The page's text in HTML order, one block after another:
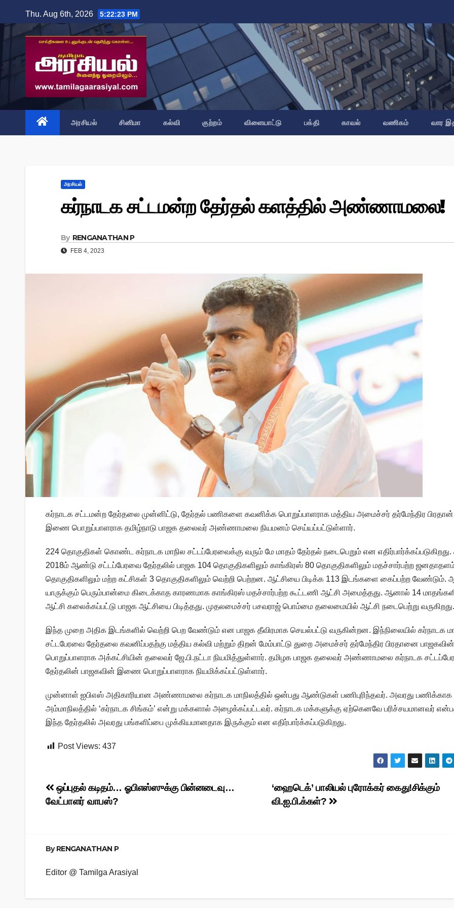
to
content
Thu. Aug 6th, 2026 5:22:24 PM
அரசியல் சினிமா கல்வி குற்றம் விளையாட்டு பக்தி காவல் வணிகம் வார
அரசியல்
கர்நாடக சட்டமன்ற தேர்தல் களத்தில் அண்ணாமலை!
By RENGANATHAN P
FEB 4, 2023
கர்நாடக சட்டமன்ற தேர்தலை முன்னிட்டு, தேர்தல் பணிகளை கவனிக்க பொறுப்பாளராக மத்திய அமைச்சர் தர்மேந்திர
இணை பொறுப்பாளராக தமிழ்நாடு பாஜக தலைவர் அண்ணாமலை நியமனம் செய்யப்பட்டுள்ளார்.
224 தொகுதிகள் கொண்ட கர்நாடக மாநில சட்டப்பேரவைக்கு வரும் மே மாதம் தேர்தல் நடைபெறும் என
2018ம் ஆண்டு சட்டப்பேரவை தேர்தலில் பாஜக 104 தொகுதிகளிலும் காங்கிரஸ் 80 தொகுதிகளிலும் மதச்சார்பற்ற
தொகுதிகளிலும் மற்ற கட்சிகள் 3 தொகுதிகளிலும் வெற்றி பெற்றன. ஆட்சியை பிடிக்க 113 இடங்களை கைப்பற்ற வேண்டும்.
யாருக்கும் பெரும்பான்மை கிடைக்காத காரணமாக காங்கிரஸ் மதச்சார்பற்ற கூட்டணி ஆட்சி அமைத்தது. ஆனால் 14
ஆட்சி கலைக்கப்பட்டு பாஜக ஆட்சியை பிடித்தது. முதலமைச்சர் பசவராஜ் பொம்மை தலைமையில் ஆட்சி நடைபெற்று வருகிறது.
இந்த முறை அதிக இடங்களில் வெற்றி பெற வேண்டும் என பாஜக தீவிரமாக செயல்பட்டு வருகின்றன. இந்நிலையில் கர்நாடக
சட்டபேரவை தேர்தலை கவனிப்பதற்கு மத்திய கல்வி மற்றும் திறன் மேம்பாட்டு துறை அமைச்சர் தர்மேந்திர பிரதானை பாஜகவின்
பொறுப்பாளராக அக்கட்சியின் தலைவர் ஜே.பி.நட்டா நியமித்துள்ளார். தமிழக பாஜக தலைவர் அண்ணாமலை கர்நாடக
தேர்தலின் பாஜகவின் இணை பொறுப்பாளராக நியமிக்கப்பட்டுள்ளார்.
முன்னாள் ஐபிஎஸ் அதிகாரியான அண்ணாமலை கர்நாடக மாநிலத்தில் ஒன்பது ஆண்டுகள் பணிபுரிந்தவர். அவரது பணிக்காக
அம்மாநிலத்தில் ‘கர்நாடக சிங்கம்’ என்று மக்களால் அழைக்கப்பட்டவர். கர்நாடக மக்களுக்கு ஏற்கெனவே பரிச்சயமானவர்
இந்த தேர்தலில் அவரது பங்களிப்பை முக்கியமானதாக இருக்கும் என எதிர்பார்க்கப்படுகிறது.
Post Views: 437
Post
navigation
‘ஹைடெக்’ பாலியல் புரோக்கர் கைது!சிக்கும்
வி.ஐ.பி.க்கள்?
ஒப்புதல் கடிதம்… ஓபிஎஸ்ஸுக்கு பின்னடைவு…
வேட்பாளர் வாபஸ்?
ByRENGANATHAN P
Editor @ Tamilga Arasiyal